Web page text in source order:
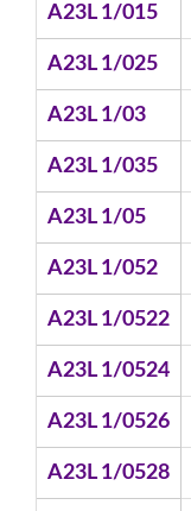
A23L 1/015
A23L 1/025
A23L 1/03
A23L 1/035
A23L 1/05
A23L 1/052
A23L 1/0522
A23L 1/0524
A23L 1/0526
A23L 1/0528